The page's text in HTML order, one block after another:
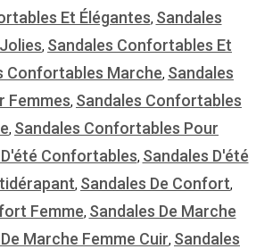
Et Élégantes, Sandales
, Sandales Confortables Et
Confortables Marche, Sandales
Femmes, Sandales Confortables
, Sandales Confortables Pour
Confortables, Sandales D'été
, Sandales De Confort,
Femme, Sandales De Marche
Marche Femme Cuir, Sandales